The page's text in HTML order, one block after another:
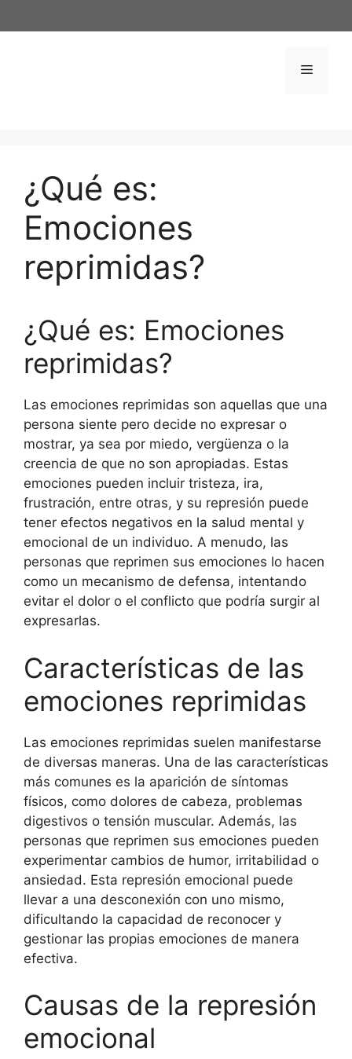
al
Menú
¿Qué es:
Emociones
reprimidas?
¿Qué es: Emociones
reprimidas?
Las emociones reprimidas son aquellas que una
persona siente pero decide no expresar o
mostrar, ya sea por miedo, vergüenza o la
creencia de que no son apropiadas. Estas
emociones pueden incluir tristeza, ira,
frustración, entre otras, y su represión puede
tener efectos negativos en la salud mental y
emocional de un individuo. A menudo, las
personas que reprimen sus emociones lo hacen
como un mecanismo de defensa, intentando
evitar el dolor o el conflicto que podría surgir al
expresarlas.
Características de las
emociones reprimidas
Las emociones reprimidas suelen manifestarse
de diversas maneras. Una de las características
más comunes es la aparición de síntomas
físicos, como dolores de cabeza, problemas
digestivos o tensión muscular. Además, las
personas que reprimen sus emociones pueden
experimentar cambios de humor, irritabilidad o
ansiedad. Esta represión emocional puede
llevar a una desconexión con uno mismo,
dificultando la capacidad de reconocer y
gestionar las propias emociones de manera
efectiva.
Causas de la represión
emocional